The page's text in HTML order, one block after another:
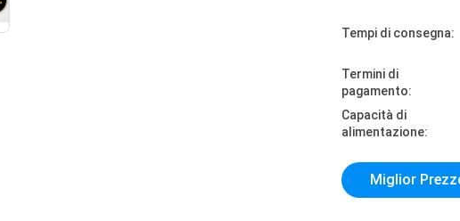
Tempi di consegna:
Termini di
pagamento:
Capacità di
alimentazione:
Miglior